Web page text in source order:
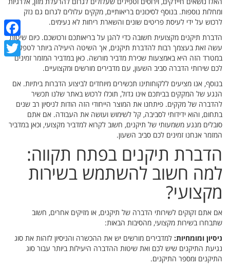
ומחלות נוספות. בנוסף לסיכונים בריאותיים, מקקים עלולים לגרום גם נזק
לרכוש על ידי לעיסת פריטים שונים והשארת ריחות לא נעימים.
הדברת תיקנים מקצועית חשובה כדי להגן על בריאותכם ורכושכם. כיום שיטות
עשה זאת בעצמך רבות להדברת תיקנים, אך השיטה היעילה ביותר לטפל
במטרד הזה היא באמצעות שכירת מדביר מורשה. כאן במדביר המזמר זמינים
לכם שירותי הדברה סביב השעון, עם מדבירים מורשים ומקצועיים.
בנוסף, אנו מציעים ללקוחותינו תכשירים מיוחדים לביצוע הדברות ביתיות. אם
הנגע של המקקים בביתכם אינו גדול, תוכלו לרכוש באתר שלנו תכשיר
להדברה של מקקים. פיתחנו את המוצר הייחודי הזה הודות לניסיון רב שנים
בתחום, והוא ידידותי לסביבה, קל לשימוש ועושה את העבודה. אם אתם
סובלים מנגע משמעותי של תיקנים, חשוב לקרוא למדביר מקצועי, וכאן במדביר
המזמר אנחנו זמינים לכם סביב השעון.
הדברת תיקנים בפתח תקווה:
למה חשוב להשתמש בשירות
מקצועי?
אם אתם זקוקים לשירותי הדברה של תיקנים, או מזיקים אחרים, חשוב
שתבחרו בשירות מקצועי, מהסיבות הבאות:
ניסיון ומומחיות: למדבירים מורשים יש את ההכשרה והניסיון לזהות את סוג
נגיעת התיקנים שיש לכם ואת שיטות ההדברה היעילות ביותר עבור סוג
התיקנים ומספר התיקנים.